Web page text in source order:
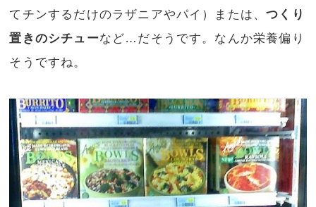
てチンするだけのラザニアやパイ）または、つくり
置きのシチューなど…だそうです。なんか栄養偏り
そうですね。